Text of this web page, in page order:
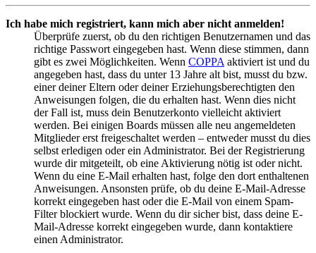
Ich habe mich registriert, kann mich aber nicht anmelden!
Überprüfe zuerst, ob du den richtigen Benutzernamen und das
richtige Passwort eingegeben hast. Wenn diese stimmen, dann
gibt es zwei Möglichkeiten. Wenn COPPA aktiviert ist und du
angegeben hast, dass du unter 13 Jahre alt bist, musst du bzw.
einer deiner Eltern oder deiner Erziehungsberechtigten den
Anweisungen folgen, die du erhalten hast. Wenn dies nicht
der Fall ist, muss dein Benutzerkonto vielleicht aktiviert
werden. Bei einigen Boards müssen alle neu angemeldeten
Mitglieder erst freigeschaltet werden – entweder musst du dies
selbst erledigen oder ein Administrator. Bei der Registrierung
wurde dir mitgeteilt, ob eine Aktivierung nötig ist oder nicht.
Wenn du eine E-Mail erhalten hast, folge den dort enthaltenen
Anweisungen. Ansonsten prüfe, ob du deine E-Mail-Adresse
korrekt eingegeben hast oder die E-Mail von einem Spam-
Filter blockiert wurde. Wenn du dir sicher bist, dass deine E-
Mail-Adresse korrekt eingegeben wurde, dann kontaktiere
einen Administrator.